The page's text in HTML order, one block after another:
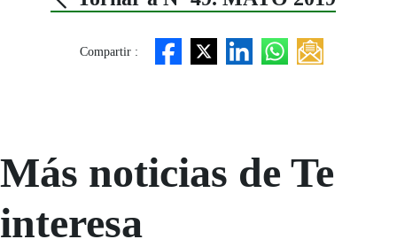
Compartir :
Más noticias de Te
interesa